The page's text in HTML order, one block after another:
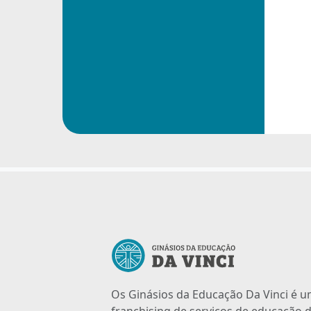
Os Ginásios da Educação Da Vinci é